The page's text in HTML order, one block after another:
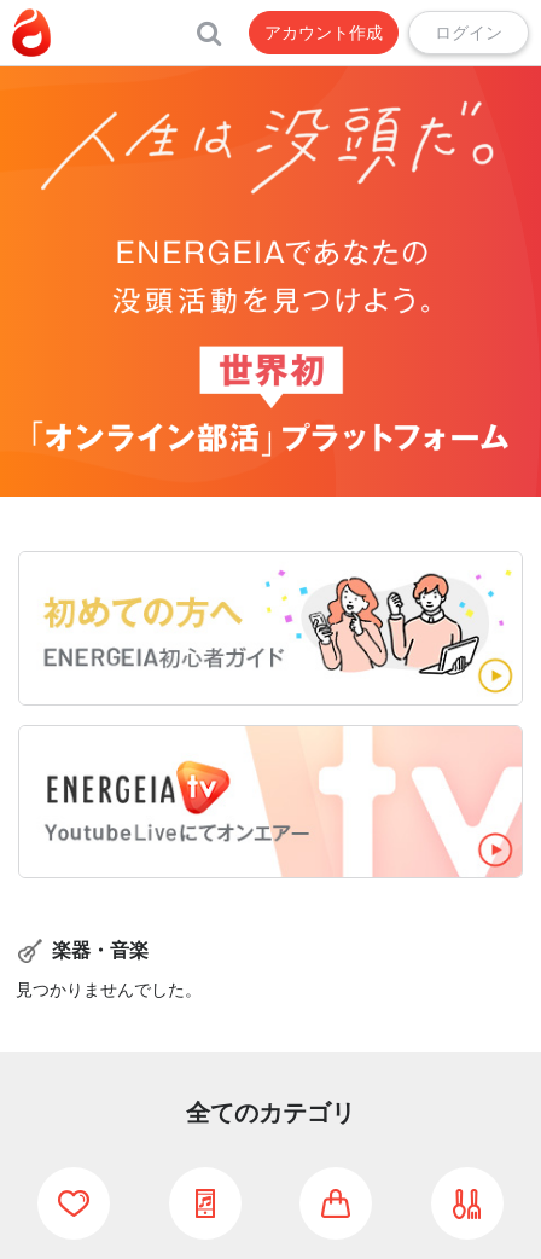
アカウント作成 ログイン
楽器・音楽
見つかりませんでした。
全てのカテゴリ